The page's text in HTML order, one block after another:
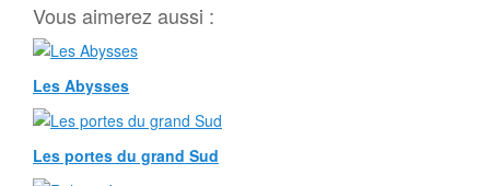
Vous aimerez aussi :
Les Abysses
Les portes du grand Sud